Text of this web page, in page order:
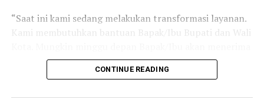
“Saat ini kami sedang melakukan transformasi layanan.
Kami membutuhkan bantuan Bapak/Ibu Bupati dan Wali
Surat Edaran Bersama Kemendagri dan ATR/BPN terkait
Pengukuran Terjadwal sama Peralihan Hak. Kita ingin
CONTINUE READING